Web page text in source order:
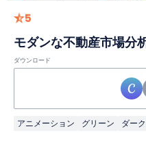
5
モダンな不動産市場分
ダウンロード
アニメーション グリーン ダーク